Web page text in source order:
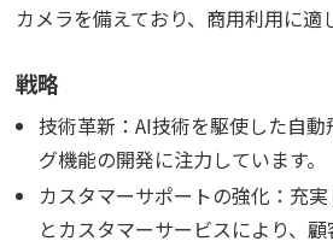
カメラを備えており、商用利用に適
戦略
技術革新：AI技術を駆使した自
グ機能の開発に注力しています。
カスタマーサポートの強化：充
とカスタマーサービスにより、